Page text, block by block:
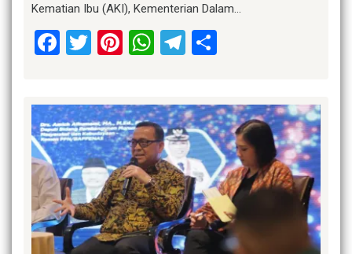
Kematian Ibu (AKI), Kementerian Dalam…
Facebook
Twitter
Pinterest
WhatsApp
Telegram